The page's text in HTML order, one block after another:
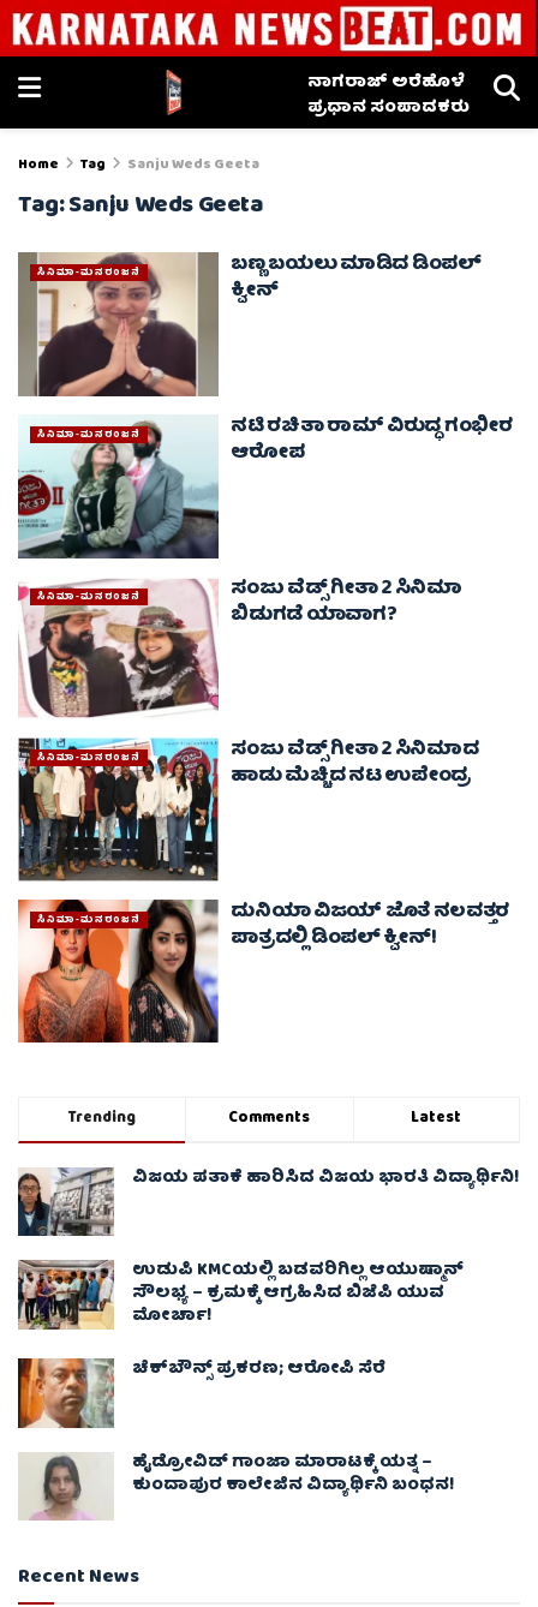
ನಾಗರಾಜ್ ಅರೆಹೊಳೆ
ಪ್ರಧಾನ ಸಂಪಾದಕರು
Home Tag Sanju Weds Geeta
Tag:Sanju Weds Geeta
ಸಿನಿಮಾ-ಮನರಂಜನೆ ಬಣ್ಣ ಬಯಲು ಮಾಡಿದ ಡಿಂಪಲ್
ಕ್ವೀನ್
ಸಿನಿಮಾ-ಮನರಂಜನೆ ನಟಿ ರಚಿತಾ ರಾಮ್ ವಿರುದ್ಧ ಗಂಭೀರ
ಆರೋಪ
ಸಿನಿಮಾ-ಮನರಂಜನೆ ಸಂಜು ವೆಡ್ಸ್ ಗೀತಾ 2 ಸಿನಿಮಾ
ಬಿಡುಗಡೆ ಯಾವಾಗ?
ಸಿನಿಮಾ-ಮನರಂಜನೆ ಸಂಜು ವೆಡ್ಸ್ ಗೀತಾ 2 ಸಿನಿಮಾದ
ಹಾಡು ಮೆಚ್ಚಿದ ನಟ ಉಪೇಂದ್ರ
ಸಿನಿಮಾ-ಮನರಂಜನೆ ದುನಿಯಾ ವಿಜಯ್ ಜೊತೆ ನಲವತ್ತರ
ಪಾತ್ರದಲ್ಲಿ ಡಿಂಪಲ್ ಕ್ವೀನ್!
Trending Comments Latest
ವಿಜಯ ಪತಾಕೆ ಹಾರಿಸಿದ ವಿಜಯ ಭಾರತಿ ವಿದ್ಯಾರ್ಥಿನಿ!
ಉಡುಪಿ KMCಯಲ್ಲಿ ಬಡವರಿಗಿಲ್ಲ ಆಯುಷ್ಮಾನ್
ಸೌಲಭ್ಯ – ಕ್ರಮಕ್ಕೆ ಆಗ್ರಹಿಸಿದ ಬಿಜೆಪಿ ಯುವ
ಮೋರ್ಚಾ!
ಚೆಕ್​ಬೌನ್ಸ್​ ಪ್ರಕರಣ; ಆರೋಪಿ ಸೆರೆ
ಹೈಡ್ರೋವಿಡ್ ಗಾಂಜಾ ಮಾರಾಟಕ್ಕೆ ಯತ್ನ –
ಕುಂದಾಪುರ ಕಾಲೇಜಿನ ವಿದ್ಯಾರ್ಥಿನಿ ಬಂಧನ!
Recent News